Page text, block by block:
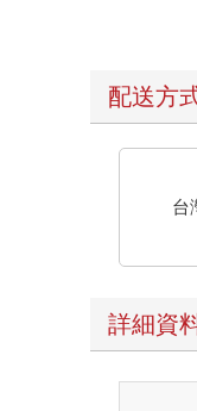
冬天來臨
想為你種
點亮所
坐在屋子
遠方是黑
一個人
發光很好
想像各
配送方
台
詳細資